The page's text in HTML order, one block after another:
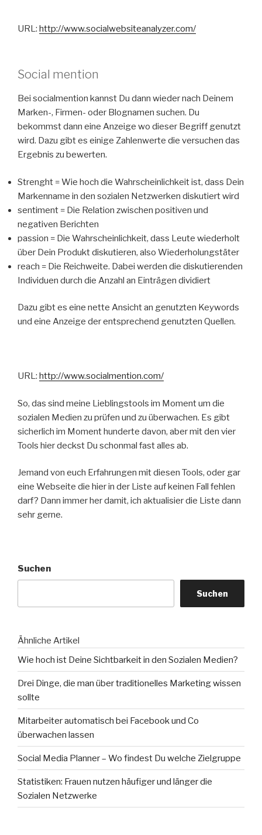
URL: http://www.socialwebsiteanalyzer.com/
Social mention
Bei socialmention kannst Du dann wieder nach Deinem
Marken-, Firmen- oder Blognamen suchen. Du
bekommst dann eine Anzeige wo dieser Begriff genutzt
wird. Dazu gibt es einige Zahlenwerte die versuchen das
Ergebnis zu bewerten.
Strenght = Wie hoch die Wahrscheinlichkeit ist, dass Dein
Markenname in den sozialen Netzwerken diskutiert wird
sentiment = Die Relation zwischen positiven und
negativen Berichten
passion = Die Wahrscheinlichkeit, dass Leute wiederholt
über Dein Produkt diskutieren, also Wiederholungstäter
reach = Die Reichweite. Dabei werden die diskutierenden
Individuen durch die Anzahl an Einträgen dividiert
Dazu gibt es eine nette Ansicht an genutzten Keywords
und eine Anzeige der entsprechend genutzten Quellen.
URL: http://www.socialmention.com/
So, das sind meine Lieblingstools im Moment um die
sozialen Medien zu prüfen und zu überwachen. Es gibt
sicherlich im Moment hunderte davon, aber mit den vier
Tools hier deckst Du schonmal fast alles ab.
Jemand von euch Erfahrungen mit diesen Tools, oder gar
eine Webseite die hier in der Liste auf keinen Fall fehlen
darf? Dann immer her damit, ich aktualisier die Liste dann
sehr gerne.
Suchen
Suchen
Ähnliche Artikel
Wie hoch ist Deine Sichtbarkeit in den Sozialen Medien?
Drei Dinge, die man über traditionelles Marketing wissen
sollte
Mitarbeiter automatisch bei Facebook und Co
überwachen lassen
Social Media Planner – Wo findest Du welche Zielgruppe
Statistiken: Frauen nutzen häufiger und länger die
Sozialen Netzwerke